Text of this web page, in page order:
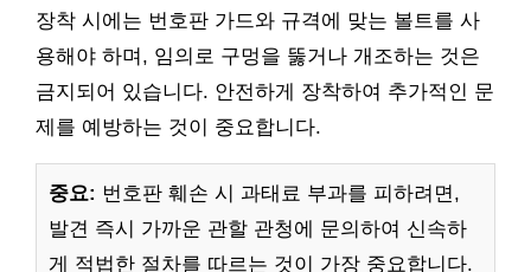
장착 시에는 번호판 가드와 규격에 맞는 볼트를 사
용해야 하며, 임의로 구멍을 뚫거나 개조하는 것은
금지되어 있습니다. 안전하게 장착하여 추가적인 문
제를 예방하는 것이 중요합니다.
중요: 번호판 훼손 시 과태료 부과를 피하려면,
발견 즉시 가까운 관할 관청에 문의하여 신속하
게 적법한 절차를 따르는 것이 가장 중요합니다.